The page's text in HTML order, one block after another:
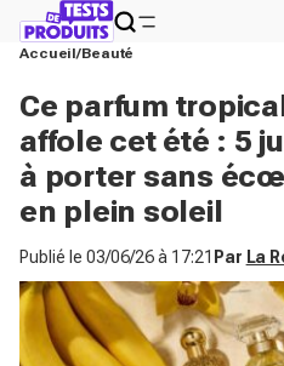
Accueil Beauté
Ce parfum
affole cet été : 5
à porter sans
en plein soleil
Publié le 03/06/26 à 17:21 Par La